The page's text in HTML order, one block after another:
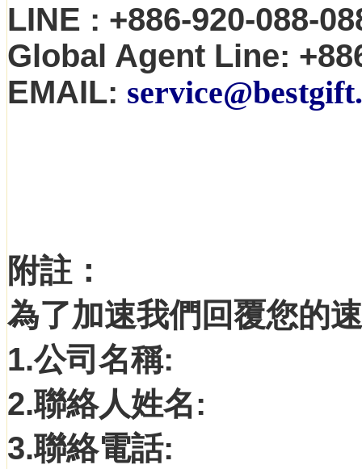
LINE : +886-920-088-
Global Agent Line:
EMAIL:
附註：
為了加速我們回覆您的
1.公司名稱:
2.聯絡人姓名:
3.聯絡電話: